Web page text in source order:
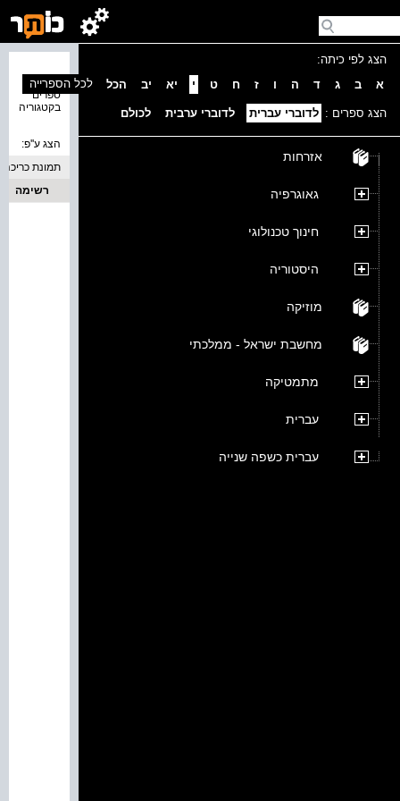
הצג לפי כיתה:
א
ב ג ד ה ו ז ח ט י יא יב הכל
הצג ספרים : לדוברי עברית לדוברי ערבית לכולם
אזרחות
גאוגרפיה
חינוך טכנולוגי
היסטוריה
מוזיקה
מחשבת ישראל - ממלכתי
מתמטיקה
עברית
עברית כשפה שנייה
ספרים
בקטגוריה
לכל הספרייה
הצג ע''פ:
תמונת כריכה
רשימה